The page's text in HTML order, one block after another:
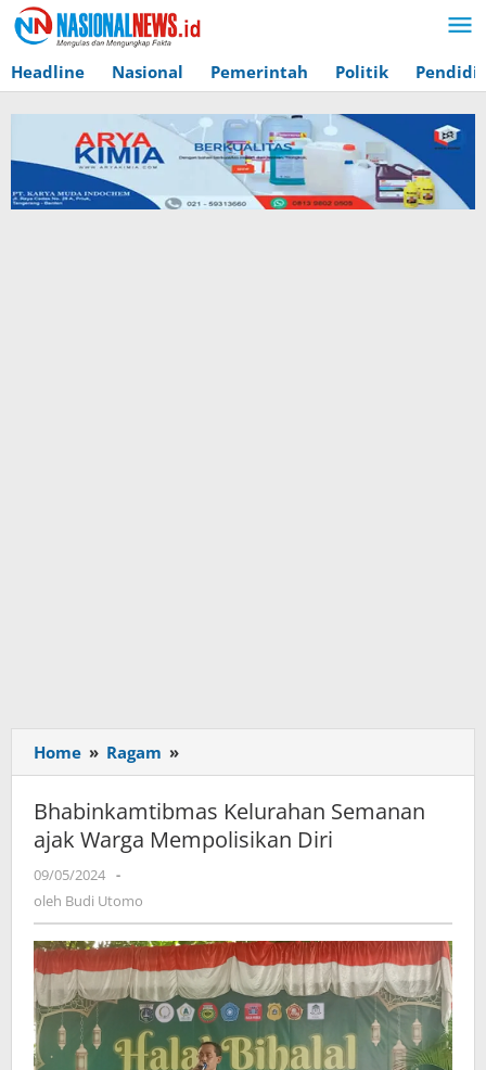
Lewati
ke
konten
Headline Nasional Pemerintah Politik
Home » Ragam »
Kelurahan
Semanan
ajak
Warga
Bhabinkamtibmas Kelurahan Semanan
ajak Warga Mempolisikan Diri
09/05/2024 oleh
Budi
-
oleh Budi Utomo